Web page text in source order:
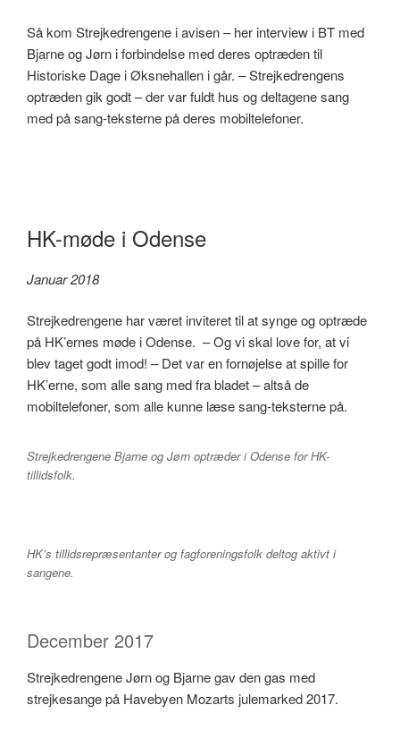
Så kom Strejkedrengene i avisen – her interview i BT med
Bjarne og Jørn i forbindelse med deres optræden til
Historiske Dage i Øksnehallen i går. – Strejkedrengens
optræden gik godt – der var fuldt hus og deltagene sang
med på sang-teksterne på deres mobiltelefoner.
HK-møde i Odense
Januar 2018
Strejkedrengene har været inviteret til at synge og optræde
på HK’ernes møde i Odense. – Og vi skal love for, at vi
blev taget godt imod! – Det var en fornøjelse at spille for
HK’erne, som alle sang med fra bladet – altså de
mobiltelefoner, som alle kunne læse sang-teksterne på.
Strejkedrengene Bjarne og Jørn optræder i Odense for HK-
tillidsfolk.
HK’s tillidsrepræsentanter og fagforeningsfolk deltog aktivt i
sangene.
December 2017
Strejkedrengene Jørn og Bjarne gav den gas med
strejkesange på Havebyen Mozarts julemarked 2017.